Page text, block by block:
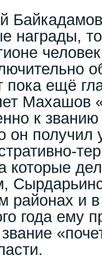
награды,
пока ещё
Махашов
к
он получил
которые
районах и
года ему